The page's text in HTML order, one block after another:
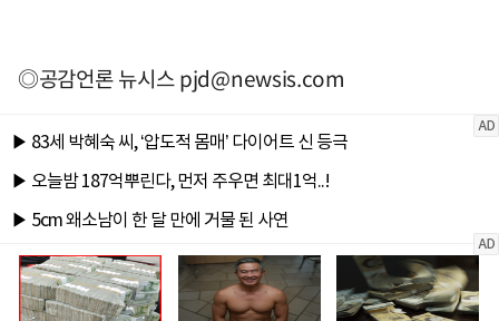
◎공감언론 뉴시스pjd@newsis.com